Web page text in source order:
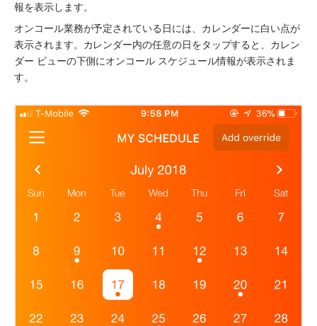
報を表示します。
オンコール業務が予定されている日には、カレンダーに白い点が
表示されます。カレンダー内の任意の日をタップすると、カレン
ダー ビューの下側にオンコール スケジュール情報が表示されま
す。